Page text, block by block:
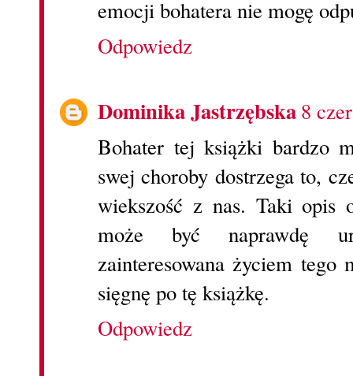
emocji bohatera nie mogę
Odpowiedz
Dominika Jastrzębska8
Bohater tej książki bardzo
swej choroby dostrzega to,
wiekszość z nas. Taki opis
może być naprawdę
zainteresowana życiem tego
sięgnę po tę książkę.
Odpowiedz